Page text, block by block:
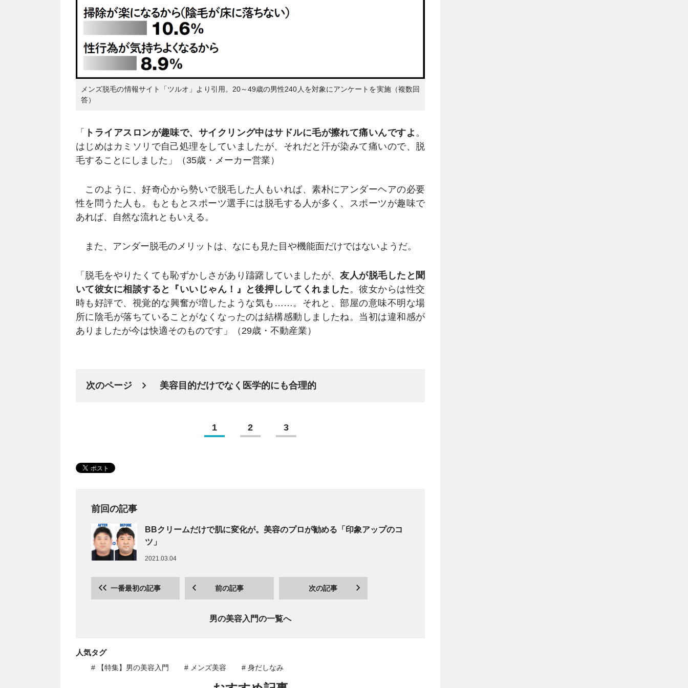
メンズ脱毛の情報サイト「ツルオ」より引用。20～49歳の男性240人を対象にアンケートを実施（複数回
答）
「 トライアスロンが趣味で、サイクリング中はサドルに毛が擦れて痛いんですよ。
はじめはカミソリで自己処理をしていましたが、それだと汗が染みて痛いので、脱
毛することにしました」（35歳・メーカー営業）
このように、好奇心から勢いで脱毛した人もいれば、素朴にアンダーヘアの必要
性を問うた人も。もともとスポーツ選手には脱毛する人が多く、スポーツが趣味で
あれば、自然な流れともいえる。
また、アンダー脱毛のメリットは、なにも見た目や機能面だけではないようだ。
「脱毛をやりたくても恥ずかしさがあり躊躇していましたが、友人が脱毛したと聞
いて彼女に相談すると『いいじゃん！』と後押ししてくれました。彼女からは性交
時も好評で、視覚的な興奮が増したような気も……。それと、部屋の意味不明な場
所に陰毛が落ちていることがなくなったのは結構感動しましたね。当初は違和感が
ありましたが今は快適そのものです」（29歳・不動産業）
次のページ 美容目的だけでなく医学的にも合理的
1 2 3
前回の記事
BBクリームだけで肌に変化が。美容のプロが勧める「印象アップのコ
ツ」
2021.03.04
一番最初の記事 前の記事 次の記事
男の美容入門の一覧へ
人気タグ
# 【特集】男の美容入門 # メンズ美容 # 身だしなみ